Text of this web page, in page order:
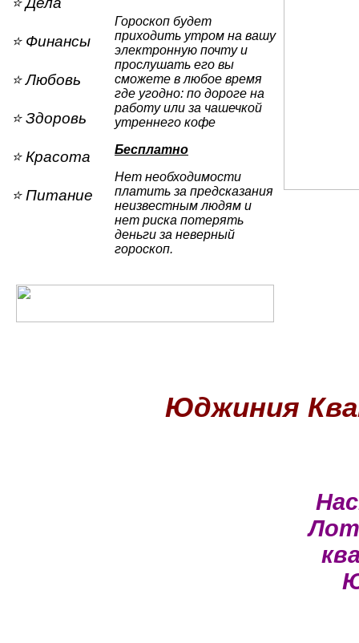
⭐ Финансы
⭐ Любовь
⭐ Здоровь
⭐ Красота
⭐ Питание
Гороскоп будет
приходить утром на вашу
электронную почту и
прослушать его вы
сможете в любое время
где угодно: по дороге на
работу или за чашечкой
утреннего кофе
Бесплатно
Нет необходимости
платить за предсказания
неизвестным людям и
нет риска потерять
деньги за неверный
гороскоп.
Юджиния